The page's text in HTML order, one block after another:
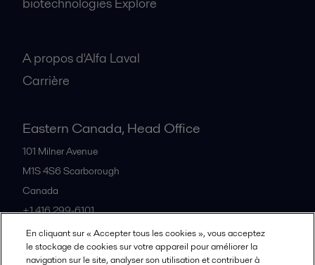
A propos d'Alfa Laval
Carrière
Eastern Canada, Head Office
101 Milner Avenue
M1S 4S6 Scarborough
Canada
+1 416 299-6101
Tous les bureaux et partenaires
En cliquant sur « Accepter tous les cookies », vous acceptez
le stockage de cookies sur votre appareil pour améliorer la
navigation sur le site, analyser son utilisation et contribuer à